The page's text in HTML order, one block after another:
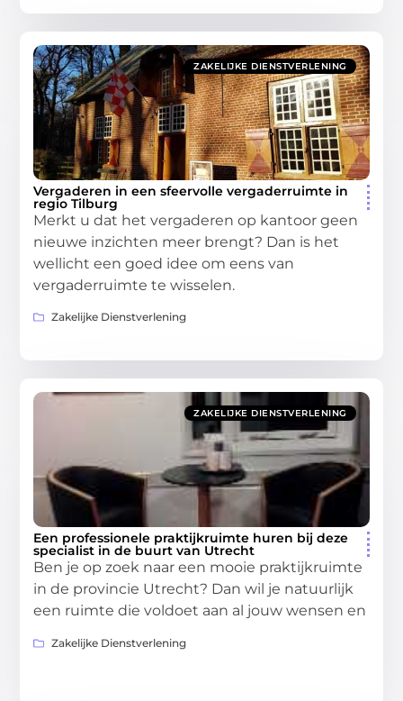
ZAKELIJKE DIENSTVERLENING
Vergaderen in een sfeervolle vergaderruimte in
regio Tilburg
Merkt u dat het vergaderen op kantoor geen
nieuwe inzichten meer brengt? Dan is het
wellicht een goed idee om eens van
vergaderruimte te wisselen.
Zakelijke Dienstverlening
ZAKELIJKE DIENSTVERLENING
Een professionele praktijkruimte huren bij deze
specialist in de buurt van Utrecht
Ben je op zoek naar een mooie praktijkruimte
in de provincie Utrecht? Dan wil je natuurlijk
een ruimte die voldoet aan al jouw wensen en
Zakelijke Dienstverlening